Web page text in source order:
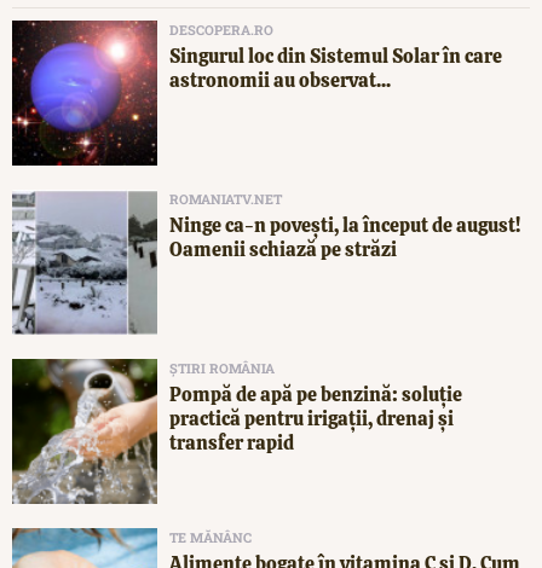
DESCOPERA.RO
Singurul loc din Sistemul Solar în care
astronomii au observat...
ROMANIATV.NET
Ninge ca-n povești, la început de august!
Oamenii schiază pe străzi
ȘTIRI ROMÂNIA
Pompă de apă pe benzină: soluție
practică pentru irigații, drenaj și
transfer rapid
TE MĂNÂNC